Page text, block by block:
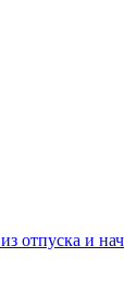
отпуска и